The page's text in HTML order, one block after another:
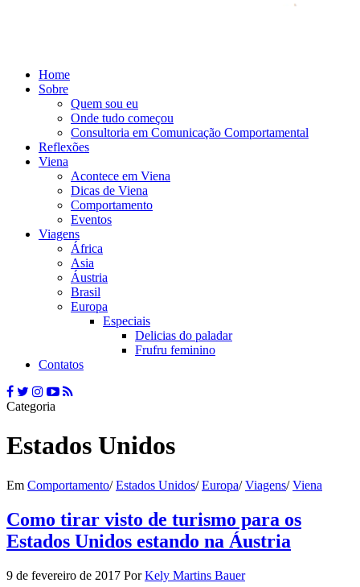
Home
Sobre
Quem sou eu
Onde tudo começou
Consultoria em Comunicação Comportamental
Reflexões
Viena
Acontece em Viena
Dicas de Viena
Comportamento
Eventos
Viagens
África
Asia
Áustria
Brasil
Europa
Especiais
Delicias do paladar
Frufru feminino
Contatos
Categoria
Estados Unidos
Em Comportamento/ Estados Unidos/ Europa/ Viagens/ Viena
Como tirar visto de turismo para os
Estados Unidos estando na Áustria
9 de fevereiro de 2017 Por Kely Martins Bauer